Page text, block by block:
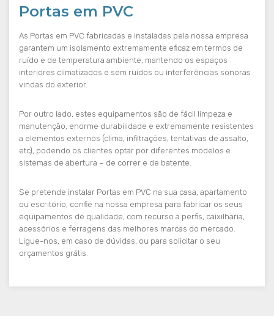
Portas em PVC
As Portas em PVC fabricadas e instaladas pela nossa empresa
garantem um isolamento extremamente eficaz em termos de
ruído e de temperatura ambiente, mantendo os espaços
interiores climatizados e sem ruídos ou interferências sonoras
vindas do exterior.
Por outro lado, estes equipamentos são de fácil limpeza e
manutenção, enorme durabilidade e extremamente resistentes
a elementos externos (clima, infiltrações, tentativas de assalto,
etc), podendo os clientes optar por diferentes modelos e
sistemas de abertura – de correr e de batente.
Se pretende instalar Portas em PVC na sua casa, apartamento
ou escritório, confie na nossa empresa para fabricar os seus
equipamentos de qualidade, com recurso a perfis, caixilharia,
acessórios e ferragens das melhores marcas do mercado.
Ligue-nos, em caso de dúvidas, ou para solicitar o seu
orçamentos grátis.